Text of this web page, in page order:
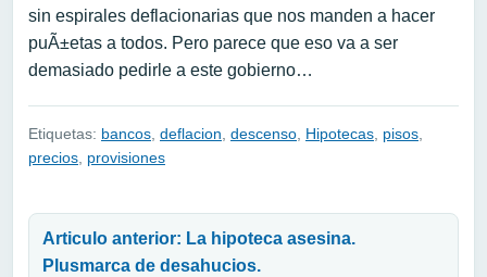
sin espirales deflacionarias que nos manden a hacer
puÃ±etas a todos. Pero parece que eso va a ser
demasiado pedirle a este gobierno…
Etiquetas: bancos, deflacion, descenso, Hipotecas, pisos,
precios, provisiones
Navegación de entradas
Articulo anterior: La hipoteca asesina.
Plusmarca de desahucios.